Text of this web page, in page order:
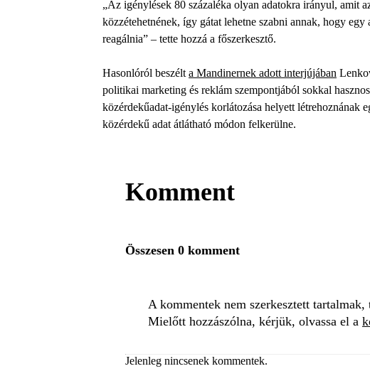
„Az igénylések 80 százaléka olyan adatokra irányul, amit
közzétehetnének, így gátat lehetne szabni annak, hogy
reagálnia” – tette hozzá a főszerkesztő.
Hasonlóról beszélt a Mandinernek adott interjújában
politikai marketing és reklám szempontjából sokkal
közérdekűadat-igénylés korlátozása helyett létrehoznának
közérdekű adat átlátható módon felkerülne.
Komment
Összesen 0 komment
A kommentek nem szerkesztett
Mielőtt hozzászólna, kérjük, olvassa el a
Jelenleg nincsenek kommentek.